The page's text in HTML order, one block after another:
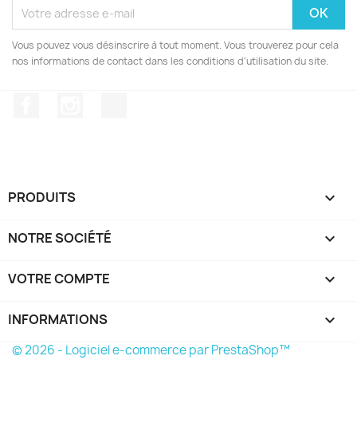
Vous pouvez vous désinscrire à tout moment. Vous trouverez pour cela
nos informations de contact dans les conditions d'utilisation du site.
PRODUITS 
NOTRE SOCIÉTÉ 
VOTRE COMPTE 
INFORMATIONS keyboard_arrow_down
© 2026 - Logiciel e-commerce par PrestaShop™